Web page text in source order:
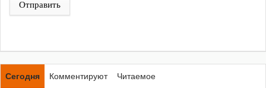
Отправить
Сегодня Комментируют
Читаемое